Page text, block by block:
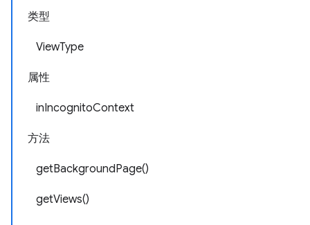
类型
ViewType
属性
inIncognitoContext
方法
getBackgroundPage()
getViews()